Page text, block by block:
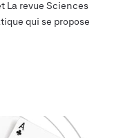
La revue Sciences
qui se propose